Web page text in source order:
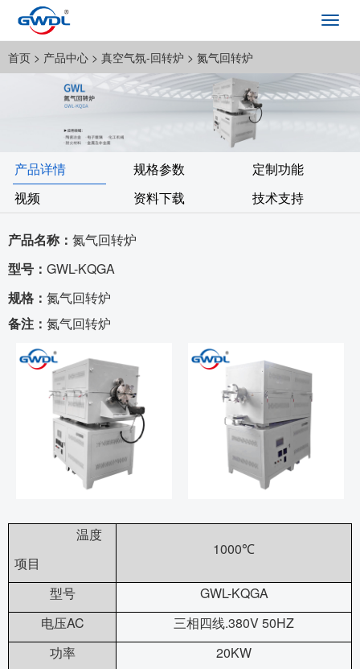
首页 > 产品中心 > 真空气氛-回转炉 > 氮气回转炉
产品详情 规格参数
定制功能
视频
资料下载 技术支持
产品名称： 氮气回转炉
型号： GWL-KQGA
规格： 氮气回转炉
备注： 氮气回转炉
温度
项目
1000℃
型号 GWL-KQGA
电压AC 三相四线.380V 50HZ
功率 20KW